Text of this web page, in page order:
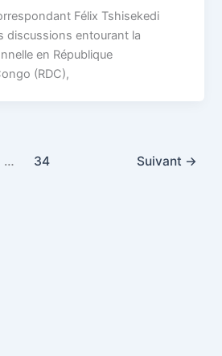
Félix Tshisekedi
discussions entourant la
en République
(RDC),
… 34 Suivant →